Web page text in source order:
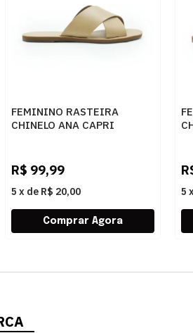
FEMININO RASTEIRA
CHINELO ANA CAPRI
R$ 99,99
5 x de R$ 20,00 5 x